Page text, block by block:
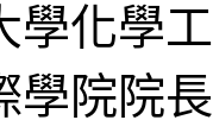
學化學
學院院